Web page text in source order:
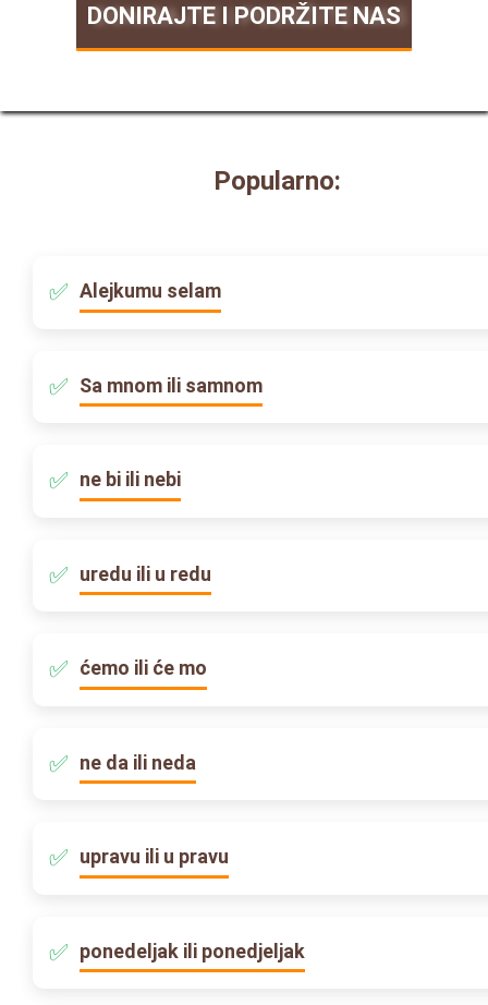
DONIRAJTE I PODRŽITE NAS
Popularno:
Alejkumu selam
Sa mnom ili samnom
ne bi ili nebi
uredu ili u redu
ćemo ili će mo
ne da ili neda
upravu ili u pravu
ponedeljak ili ponedjeljak